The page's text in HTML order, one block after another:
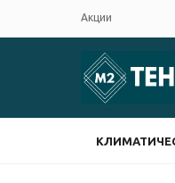
Акции